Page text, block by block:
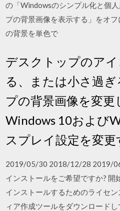
の「Windowsのシンプル化と個
プの背景画像を表示する」をオ
の背景を単色で
デスクトップのア
る、または小さ過
プの背景画像を変更
Windows 10および
スプレイ設定を変更
2019/05/30 2018/12/28 2019/
インストールをご希望ですか? 開
インストールするためのライセ
ィア作成ツールをダウンロード